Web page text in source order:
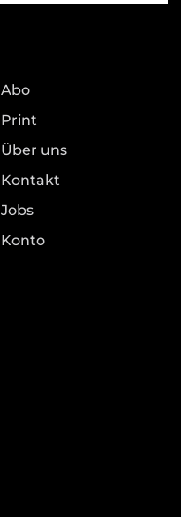
Abo
Print
Über uns
Kontakt
Jobs
Konto